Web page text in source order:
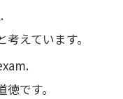
えています。
です。